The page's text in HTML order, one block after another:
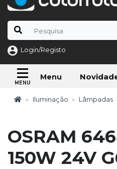
Login/Registo
Menu
Iluminação Lâmpadas
OSRAM
150W 24V